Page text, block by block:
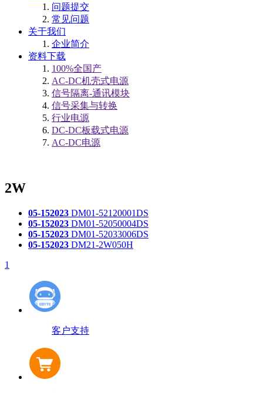
问题提交
常见问题
关于我们
企业简介
资料下载
100%全国产
AC-DC机壳式电源
信号隔离-通讯模块
信号采集与转换
行业电源
DC-DC板载式电源
AC-DC电源
2W
05-152023 DM01-52120001DS
05-152023 DM01-52050004DS
05-152023 DM01-52033006DS
05-152023 DM21-2W050H
1
客户支持